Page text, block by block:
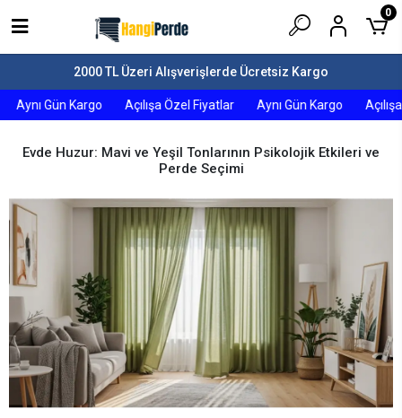
2000 TL Üzeri Alışverişlerde Ücretsiz Kargo
Aynı Gün Kargo Açılışa Özel Fiyatlar Aynı Gün Kargo
0
Evde Huzur: Mavi ve Yeşil Tonlarının Psikolojik Etkileri ve
Perde Seçimi